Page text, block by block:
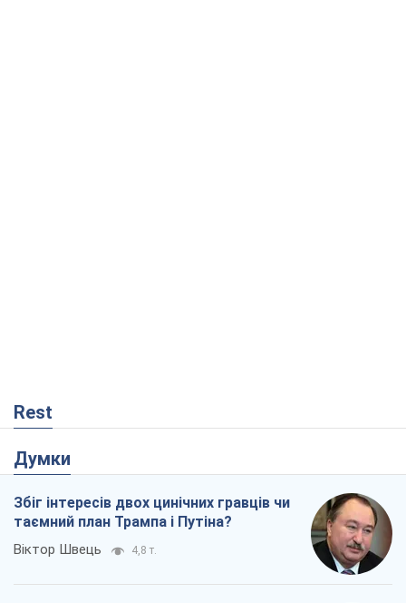
Rest
Думки
Збіг інтересів двох цинічних гравців чи
таємний план Трампа і Путіна?
Віктор Швець 4,8 т.